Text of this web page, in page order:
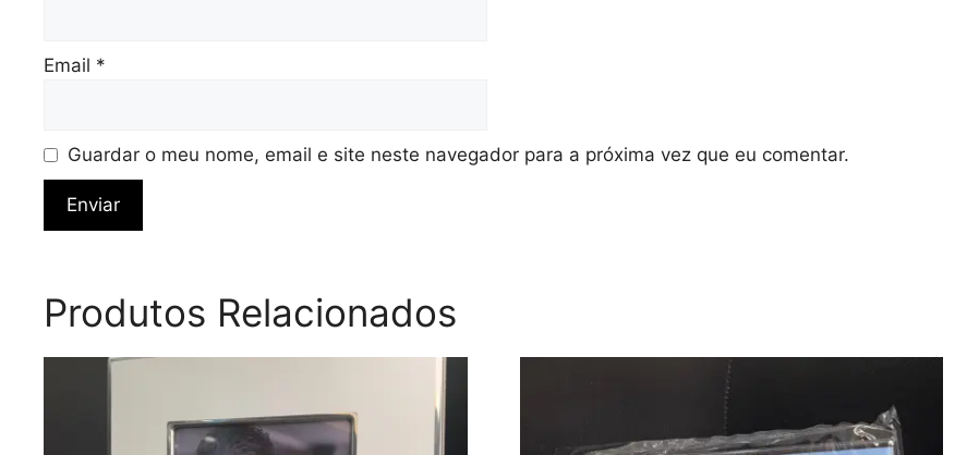
Email *
Guardar o meu nome, email e site neste navegador para a próxima vez que eu comentar.
Produtos Relacionados